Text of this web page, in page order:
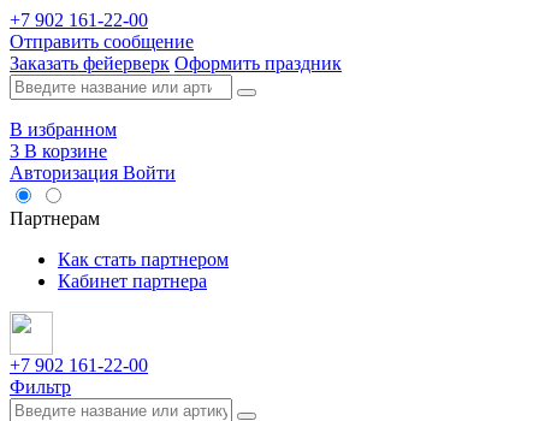
+7 902 161-22-00
Отправить сообщение
Заказать фейерверк Оформить праздник
В избранном
3 В корзине
Авторизация Войти
Партнерам
Как стать партнером
Кабинет партнера
+7 902 161-22-00
Фильтр